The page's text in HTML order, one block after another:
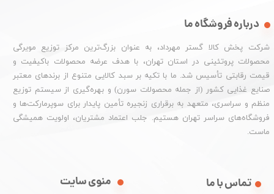
درباره فروشگاه ما
شرکت پخش کالا گستر مهرداد، به عنوان بزرگ‌ترین مرکز توزیع مویرگی
محصولات پروتئینی در استان تهران، با هدف عرضه محصولات باکیفیت و
قیمت رقابتی تأسیس شد. ما با تکیه بر سبد کالایی متنوع از برندهای معتبر
صنایع غذایی کشور (از جمله محصولات سورن) و بهره‌گیری از سیستم توزیع
منظم و سراسری، متعهد به برقراری زنجیره تأمین پایدار برای سوپرمارکت‌ها و
فروشگاه‌های سراسر تهران هستیم. جلب اعتماد مشتریان، اولویت همیشگی
ماست.
منوی سایت تماس با ما